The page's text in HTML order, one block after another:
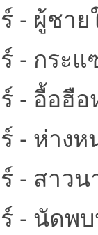
- ผู้ชา
- กระแ
- อื้อฮือ
- ห่าง
- สาว
- นัดพ